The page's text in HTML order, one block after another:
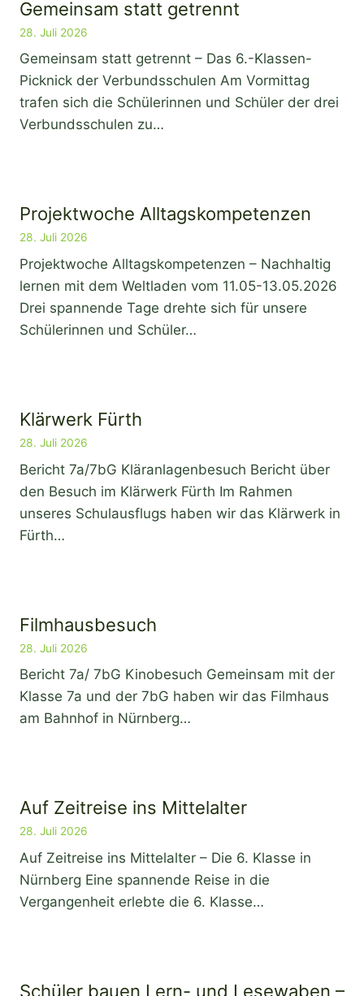
Gemeinsam statt getrennt
28. Juli 2026
Gemeinsam statt getrennt – Das 6.-Klassen-
Picknick der Verbundsschulen Am Vormittag
trafen sich die Schülerinnen und Schüler der drei
Verbundsschulen zu…
Projektwoche Alltagskompetenzen
28. Juli 2026
Projektwoche Alltagskompetenzen – Nachhaltig
lernen mit dem Weltladen vom 11.05-13.05.2026
Drei spannende Tage drehte sich für unsere
Schülerinnen und Schüler…
Klärwerk Fürth
28. Juli 2026
Bericht 7a/7bG Kläranlagenbesuch Bericht über
den Besuch im Klärwerk Fürth Im Rahmen
unseres Schulausflugs haben wir das Klärwerk in
Fürth…
Filmhausbesuch
28. Juli 2026
Bericht 7a/ 7bG Kinobesuch Gemeinsam mit der
Klasse 7a und der 7bG haben wir das Filmhaus
am Bahnhof in Nürnberg…
Auf Zeitreise ins Mittelalter
28. Juli 2026
Auf Zeitreise ins Mittelalter – Die 6. Klasse in
Nürnberg Eine spannende Reise in die
Vergangenheit erlebte die 6. Klasse…
Schüler bauen Lern- und Lesewaben –